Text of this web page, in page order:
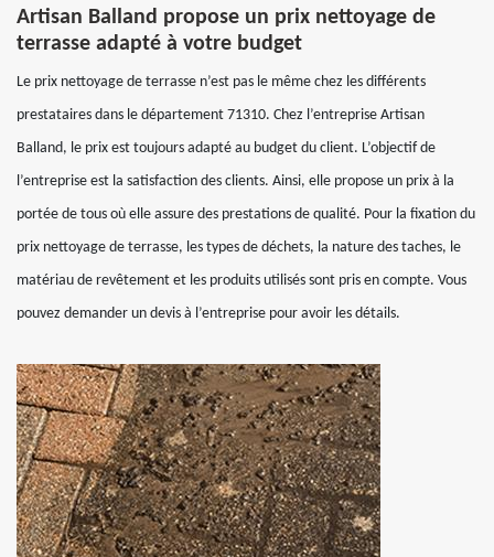
Artisan Balland propose un prix nettoyage de
terrasse adapté à votre budget
Le prix nettoyage de terrasse n’est pas le même chez les différents
prestataires dans le département 71310. Chez l’entreprise Artisan
Balland, le prix est toujours adapté au budget du client. L’objectif de
l’entreprise est la satisfaction des clients. Ainsi, elle propose un prix à la
portée de tous où elle assure des prestations de qualité. Pour la fixation du
prix nettoyage de terrasse, les types de déchets, la nature des taches, le
matériau de revêtement et les produits utilisés sont pris en compte. Vous
pouvez demander un devis à l’entreprise pour avoir les détails.